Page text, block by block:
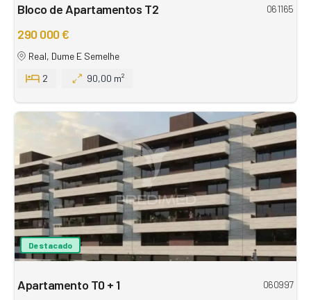
Bloco de Apartamentos T2 061165
290 000 €
Real, Dume E Semelhe
2
90,00 m²
Destacado
Apartamento T0 + 1 060997